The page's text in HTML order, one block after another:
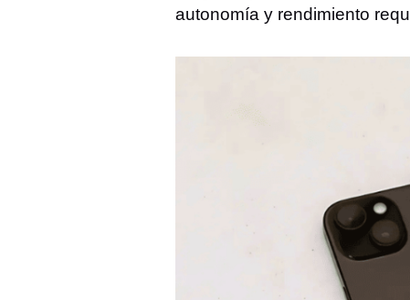
autonomía y rendimiento